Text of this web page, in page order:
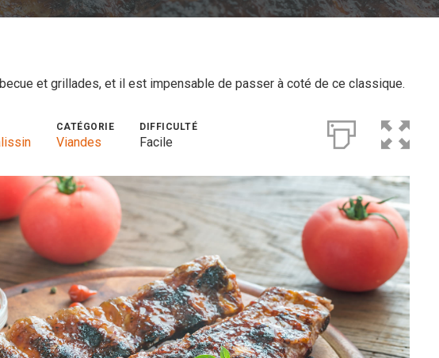
et grillades, et il est impensable de passer à coté de ce classique.
CATÉGORIE
Viandes
DIFFICULTÉ
Facile